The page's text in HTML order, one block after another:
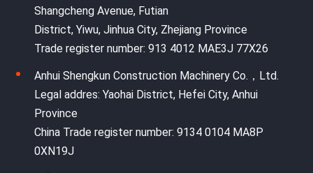
Shangcheng Avenue, Futian
District, Yiwu, Jinhua City, Zhejiang Province
Trade register number: 913 4012 MAE3J 77X26
Anhui Shengkun Construction Machinery Co.，Ltd.
Legal addres: Yaohai District, Hefei City, Anhui
Province
China Trade register number: 9134 0104 MA8P
0XN19J